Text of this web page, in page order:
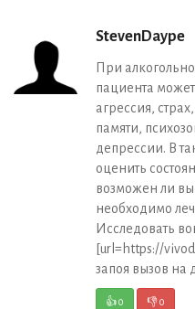
StevenDaype
При
пациента может
агрессия,
памяти,
депрессии. В
оценить
возможен ли
необходимо
Исследовать
[url=https://
запоя вызов на
👍0 👎0